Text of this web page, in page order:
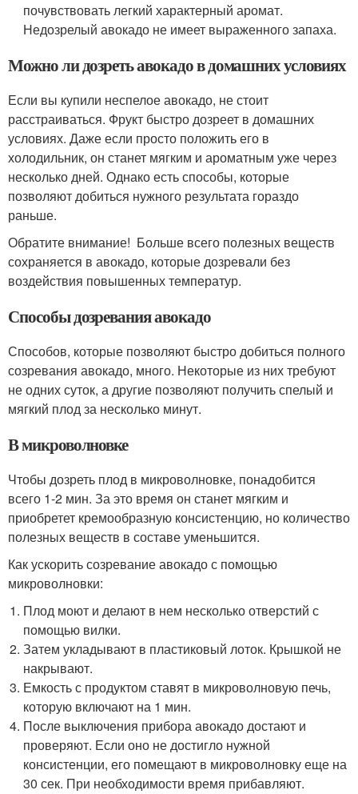
почувствовать легкий характерный аромат.
Недозрелый авокадо не имеет выраженного запаха.
Можно ли дозреть авокадо в домашних условиях
Если вы купили неспелое авокадо, не стоит
расстраиваться. Фрукт быстро дозреет в домашних
условиях. Даже если просто положить его в
холодильник, он станет мягким и ароматным уже через
несколько дней. Однако есть способы, которые
позволяют добиться нужного результата гораздо
раньше.
Обратите внимание! Больше всего полезных веществ
сохраняется в авокадо, которые дозревали без
воздействия повышенных температур.
Способы дозревания авокадо
Способов, которые позволяют быстро добиться полного
созревания авокадо, много. Некоторые из них требуют
не одних суток, а другие позволяют получить спелый и
мягкий плод за несколько минут.
В микроволновке
Чтобы дозреть плод в микроволновке, понадобится
всего 1-2 мин. За это время он станет мягким и
приобретет кремообразную консистенцию, но количество
полезных веществ в составе уменьшится.
Как ускорить созревание авокадо с помощью
микроволновки:
Плод моют и делают в нем несколько отверстий с
помощью вилки.
Затем укладывают в пластиковый лоток. Крышкой не
накрывают.
Емкость с продуктом ставят в микроволновую печь,
которую включают на 1 мин.
После выключения прибора авокадо достают и
проверяют. Если оно не достигло нужной
консистенции, его помещают в микроволновку еще на
30 сек. При необходимости время прибавляют.